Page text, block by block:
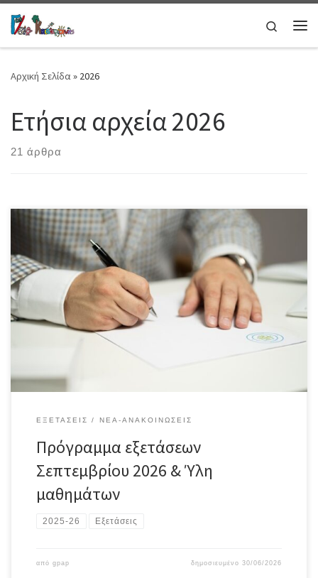
Μετάβαση στο περιεχόμενο
Search
Αρχική Σελίδα» 2026
Ετήσια αρχεία2026
21 άρθρα
Ύλη εξετάσεων Α’ Γυμνασίου Ύλη εξετάσεων Β’ Γυμνασίου Ύλη
εξετάσεων Γ’ Γυμνασίου
ΕΞΕΤΆΣΕΙΣ ΝΈΑ-ΑΝΑΚΟΙΝΏΣΕΙΣ
Πρόγραμμα εξετάσεων
Σεπτεμβρίου 2026 & Ύλη
μαθημάτων
2025-26 Εξετάσεις
από gpap δημοσιευμένο30/06/2026